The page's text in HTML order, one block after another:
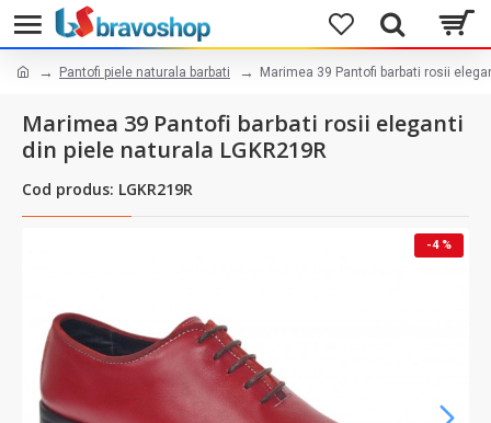
Pantofi piele naturala barbati Marimea 39 Pantofi barbati rosii
Marimea 39 Pantofi barbati rosii eleganti
din piele naturala LGKR219R
Cod produs: LGKR219R
-4 %